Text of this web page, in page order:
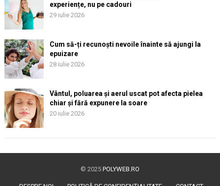
experiențe, nu pe cadouri
29 iulie 2026
Cum să-ți recunoști nevoile înainte să ajungi la
epuizare
28 iulie 2026
Vântul, poluarea și aerul uscat pot afecta pielea
chiar și fără expunere la soare
20 iulie 2026
© 2025 POLYWEB.RO